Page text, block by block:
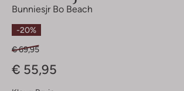
Bunniesjr Bo Beach
-20%
€ 69,95
€ 55,95